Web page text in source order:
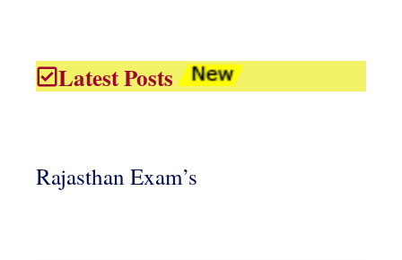
Latest Posts
Rajasthan Exam’s